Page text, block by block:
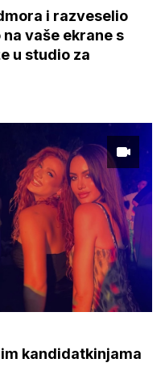
i razveselio
vaše ekrane s
u studio za
kandidatkinjama